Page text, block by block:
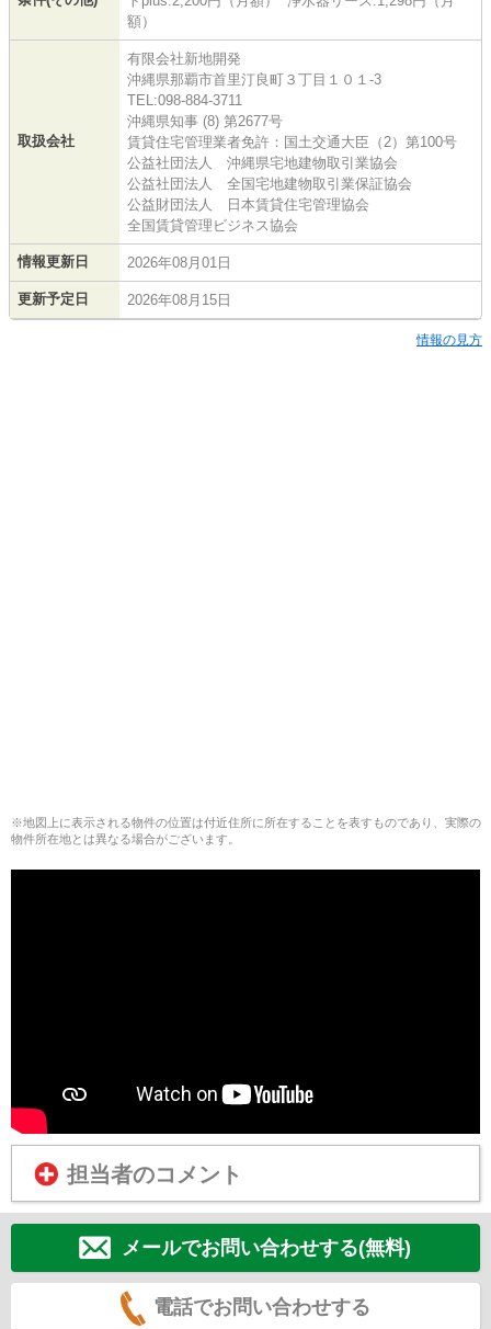
額）
取扱会社
有限会社新地開発
沖縄県那覇市首里汀良町３丁目１０１-3
TEL:098-884-3711
沖縄県知事 (8) 第2677号
賃貸住宅管理業者免許：国土交通大臣（2）第100号
公益社団法人 沖縄県宅地建物取引業協会
公益社団法人 全国宅地建物取引業保証協会
公益財団法人 日本賃貸住宅管理協会
全国賃貸管理ビジネス協会
情報更新日 2026年08月01日
更新予定日 2026年08月15日
情報の見方
※地図上に表示される物件の位置は付近住所に所在することを表すものであり、実際の
物件所在地とは異なる場合がございます。
担当者のコメント
メールでお問い合わせする(無料)
電話でお問い合わせする